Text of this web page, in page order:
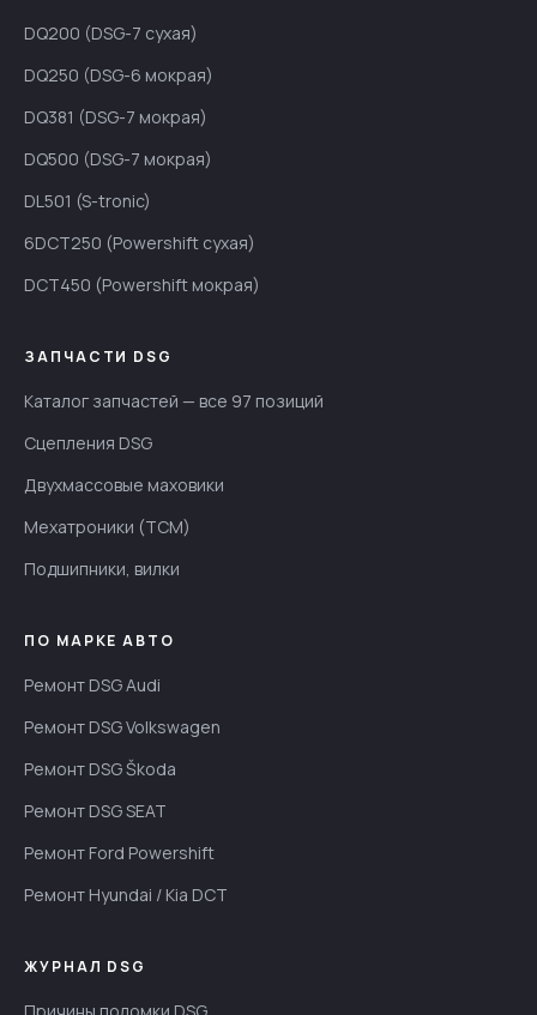
DQ200 (DSG-7 сухая)
DQ250 (DSG-6 мокрая)
DQ381 (DSG-7 мокрая)
DQ500 (DSG-7 мокрая)
DL501 (S-tronic)
6DCT250 (Powershift сухая)
DCT450 (Powershift мокрая)
ЗАПЧАСТИ DSG
Каталог запчастей — все 97 позиций
Сцепления DSG
Двухмассовые маховики
Мехатроники (TCM)
Подшипники, вилки
ПО МАРКЕ АВТО
Ремонт DSG Audi
Ремонт DSG Volkswagen
Ремонт DSG Škoda
Ремонт DSG SEAT
Ремонт Ford Powershift
Ремонт Hyundai / Kia DCT
ЖУРНАЛ DSG